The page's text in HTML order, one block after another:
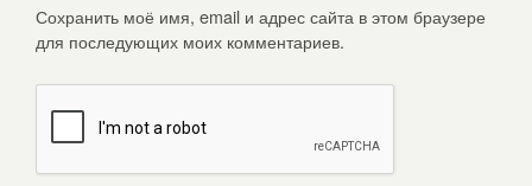
Сохранить моё имя, email и адрес сайта в этом браузере
для последующих моих комментариев.